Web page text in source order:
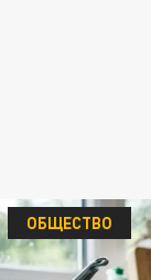
ОБЩЕСТВО